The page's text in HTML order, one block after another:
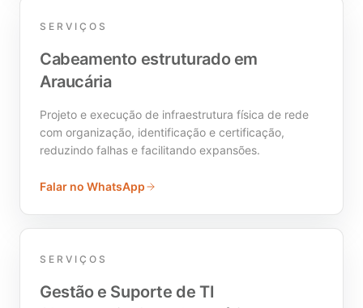
SERVIÇOS
Cabeamento estruturado em
Araucária
Projeto e execução de infraestrutura física de rede
com organização, identificação e certificação,
reduzindo falhas e facilitando expansões.
Falar no WhatsApp
SERVIÇOS
Gestão e Suporte de TI